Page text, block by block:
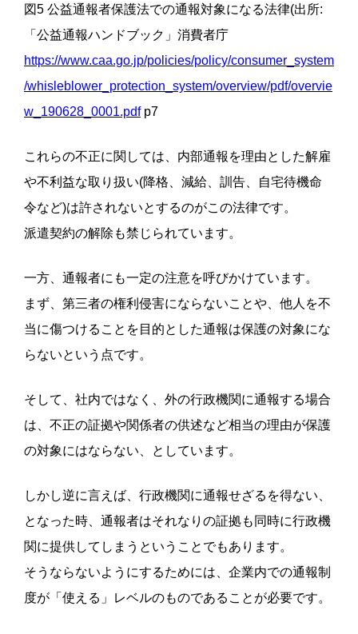
図5 公益通報者保護法での通報対象になる法律(出所:
「公益通報ハンドブック」消費者庁
https://www.caa.go.jp/policies/policy/consumer_system
/whisleblower_protection_system/overview/pdf/overvie
w_190628_0001.pdfp7
これらの不正に関しては、内部通報を理由とした解雇
や不利益な取り扱い(降格、減給、訓告、自宅待機命
令など)は許されないとするのがこの法律です。
派遣契約の解除も禁じられています。
一方、通報者にも一定の注意を呼びかけています。
まず、第三者の権利侵害にならないことや、他人を不
当に傷つけることを目的とした通報は保護の対象にな
らないという点です。
そして、社内ではなく、外の行政機関に通報する場合
は、不正の証拠や関係者の供述など相当の理由が保護
の対象にはならない、としています。
しかし逆に言えば、行政機関に通報せざるを得ない、
となった時、通報者はそれなりの証拠も同時に行政機
関に提供してしまうということでもあります。
そうならないようにするためには、企業内での通報制
度が「使える」レベルのものであることが必要です。